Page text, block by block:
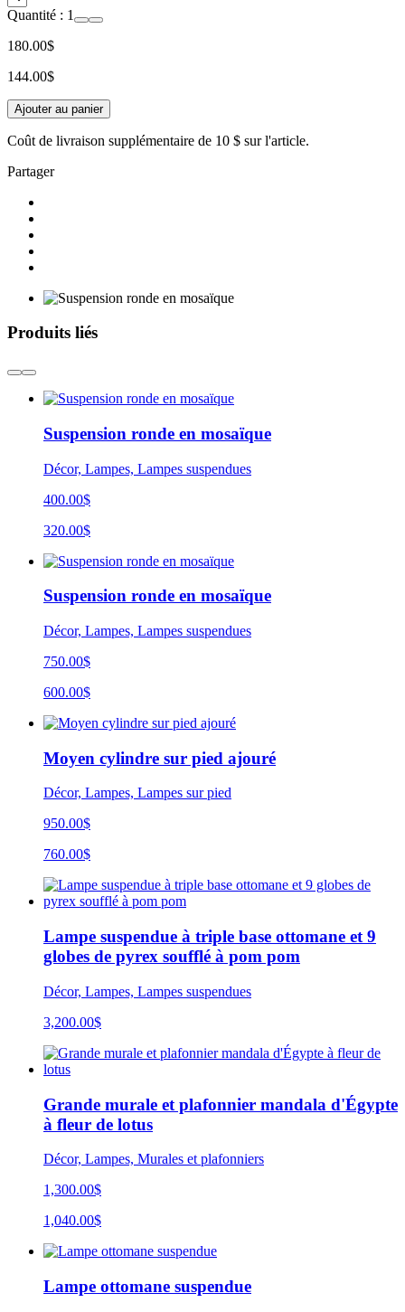
Quantité : 1
180.00$
144.00$
Ajouter au panier
Coût de livraison supplémentaire de 10 $ sur l'article.
Partager
Produits liés
Suspension ronde en mosaïque
Décor, Lampes, Lampes suspendues
400.00$
320.00$
Suspension ronde en mosaïque
Décor, Lampes, Lampes suspendues
750.00$
600.00$
Moyen cylindre sur pied ajouré
Décor, Lampes, Lampes sur pied
950.00$
760.00$
Lampe suspendue à triple base ottomane et 9
globes de pyrex soufflé à pom pom
Décor, Lampes, Lampes suspendues
3,200.00$
Grande murale et plafonnier mandala d'Égypte
à fleur de lotus
Décor, Lampes, Murales et plafonniers
1,300.00$
1,040.00$
Lampe ottomane suspendue